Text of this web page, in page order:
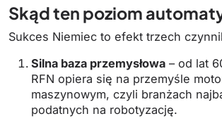
Skąd ten poziom
Sukces Niemiec to efekt trzech
Silna baza przemysłowa – od lat
RFN opiera się na przemyśle
maszynowym, czyli branżach
podatnych na robotyzację.